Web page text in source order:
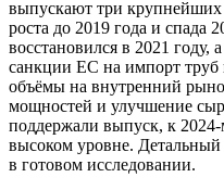
выпускают три крупнейших
роста до 2019 года и спада
восстановился в 2021 году,
санкции ЕС на импорт труб
объёмы на внутренний
мощностей и улучшение
поддержали выпуск, к
высоком уровне. Детальный
в готовом исследовании.